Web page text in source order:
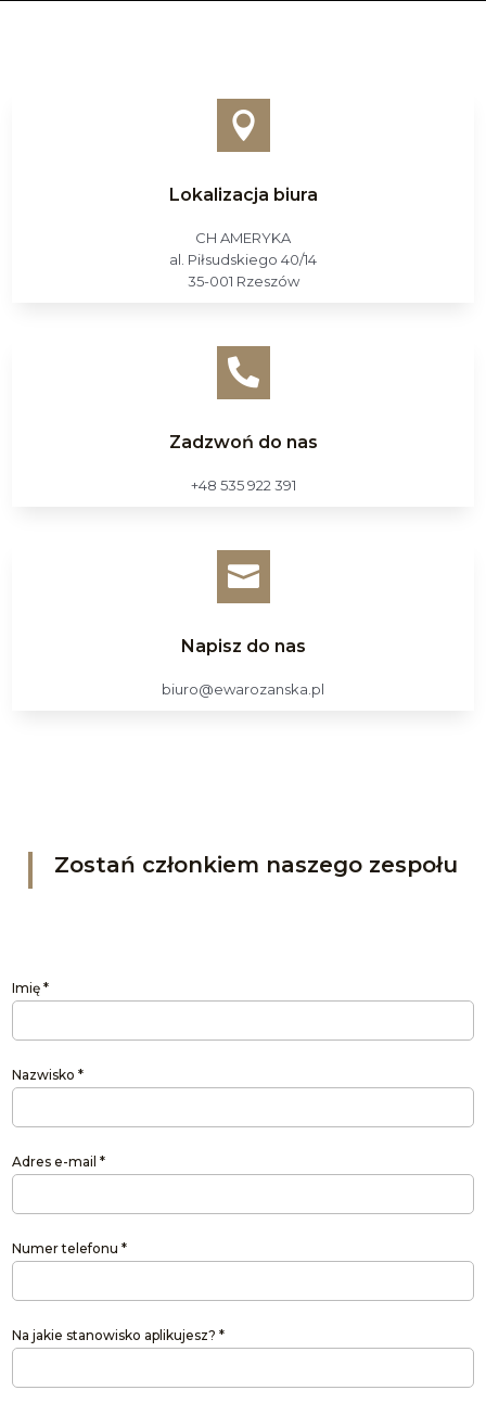

Lokalizacja biura
CH AMERYKA
al. Piłsudskiego 40/14
35-001 Rzeszów

Zadzwoń do nas
+48 535 922 391

Napisz do nas
biuro@ewarozanska.pl
Zostań członkiem naszego zespołu
Imię *
Nazwisko *
Adres e-mail *
Numer telefonu *
Na jakie stanowisko aplikujesz? *